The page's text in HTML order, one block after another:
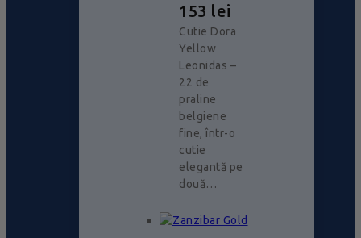
153 lei
Cutie Dora
Yellow
Leonidas –
22 de
praline
belgiene
fine, într-o
cutie
elegantă pe
două…